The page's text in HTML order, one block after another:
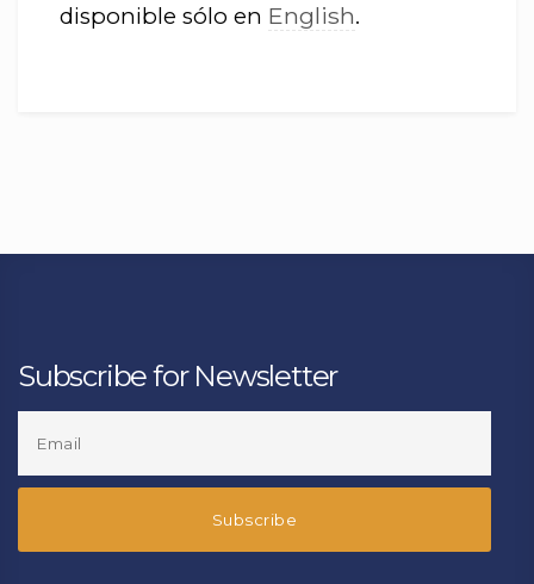
disponible sólo en English.
Subscribe for Newsletter